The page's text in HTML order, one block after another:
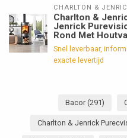
CHARLTON &
Charlton &
Jenrick
Rond Met
Snel leverbaar,
exacte levertijd
Bacor (291)
Charlton & Jenrick